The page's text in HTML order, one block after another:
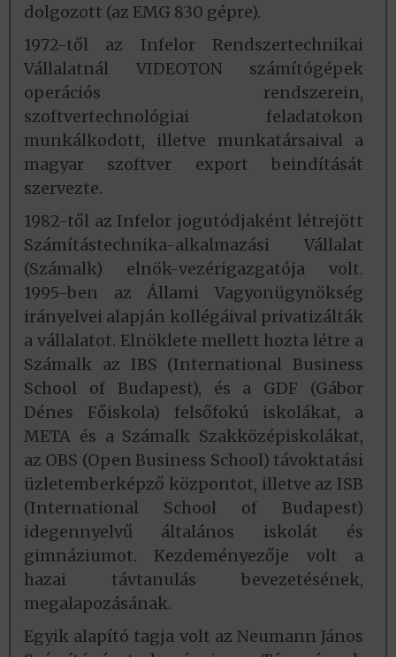
dolgozott (az EMG 830 gépre).
1972-től az Infelor Rendszertechnikai
Vállalatnál VIDEOTON számítógépek
operációs rendszerein,
szoftvertechnológiai feladatokon
munkálkodott, illetve munkatársaival a
magyar szoftver export beindítását
szervezte.
1982-től az Infelor jogutódjaként létrejött
Számítástechnika-alkalmazási Vállalat
(Számalk) elnök-vezérigazgatója volt.
1995-ben az Állami Vagyonügynökség
irányelvei alapján kollégáival privatizálták
a vállalatot. Elnöklete mellett hozta létre a
Számalk az IBS (International Business
School of Budapest), és a GDF (Gábor
Dénes Főiskola) felsőfokú iskolákat, a
META és a Számalk Szakközépiskolákat,
az OBS (Open Business School) távoktatási
üzletemberképző központot, illetve az ISB
(International School of Budapest)
idegennyelvű általános iskolát és
gimnáziumot. Kezdeményezője volt a
hazai távtanulás bevezetésének,
megalapozásának.
Egyik alapító tagja volt az Neumann János